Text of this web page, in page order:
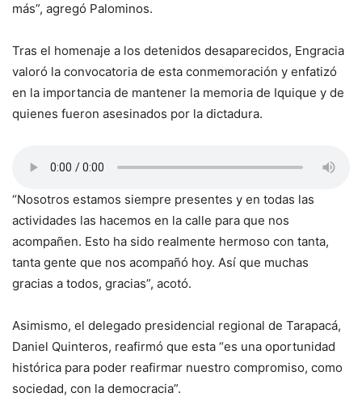
más”, agregó Palominos.
Tras el homenaje a los detenidos desaparecidos, Engracia
valoró la convocatoria de esta conmemoración y enfatizó
en la importancia de mantener la memoria de Iquique y de
quienes fueron asesinados por la dictadura.
“Nosotros estamos siempre presentes y en todas las
actividades las hacemos en la calle para que nos
acompañen. Esto ha sido realmente hermoso con tanta,
tanta gente que nos acompañó hoy. Así que muchas
gracias a todos, gracias”, acotó.
Asimismo, el delegado presidencial regional de Tarapacá,
Daniel Quinteros, reafirmó que esta “es una oportunidad
histórica para poder reafirmar nuestro compromiso, como
sociedad, con la democracia”.